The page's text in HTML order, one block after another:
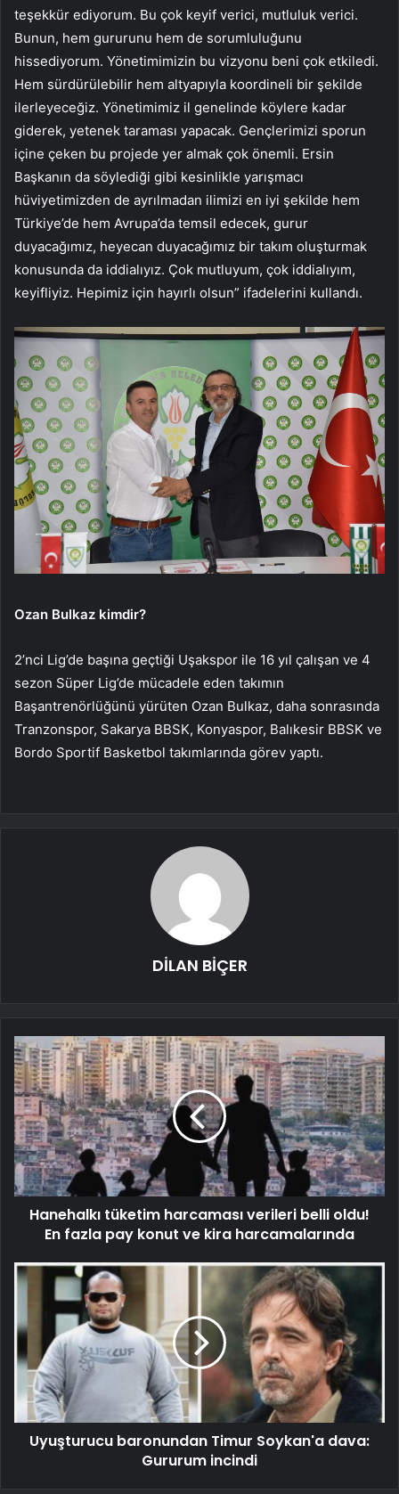
teşekkür ediyorum. Bu çok keyif verici, mutluluk verici.
Bunun, hem gururunu hem de sorumluluğunu
hissediyorum. Yönetimimizin bu vizyonu beni çok etkiledi.
Hem sürdürülebilir hem altyapıyla koordineli bir şekilde
ilerleyeceğiz. Yönetimimiz il genelinde köylere kadar
giderek, yetenek taraması yapacak. Gençlerimizi sporun
içine çeken bu projede yer almak çok önemli. Ersin
Başkanın da söylediği gibi kesinlikle yarışmacı
hüviyetimizden de ayrılmadan ilimizi en iyi şekilde hem
Türkiye’de hem Avrupa’da temsil edecek, gurur
duyacağımız, heyecan duyacağımız bir takım oluşturmak
konusunda da iddialıyız. Çok mutluyum, çok iddialıyım,
keyifliyiz. Hepimiz için hayırlı olsun” ifadelerini kullandı.
Ozan Bulkaz kimdir?
2’nci Lig’de başına geçtiği Uşakspor ile 16 yıl çalışan ve 4
sezon Süper Lig’de mücadele eden takımın
Başantrenörlüğünü yürüten Ozan Bulkaz, daha sonrasında
Tranzonspor, Sakarya BBSK, Konyaspor, Balıkesir BBSK ve
Bordo Sportif Basketbol takımlarında görev yaptı.
DİLAN BİÇER
Hanehalkı tüketim harcaması verileri belli oldu!
En fazla pay konut ve kira harcamalarında
Uyuşturucu baronundan Timur Soykan'a dava:
Gururum incindi